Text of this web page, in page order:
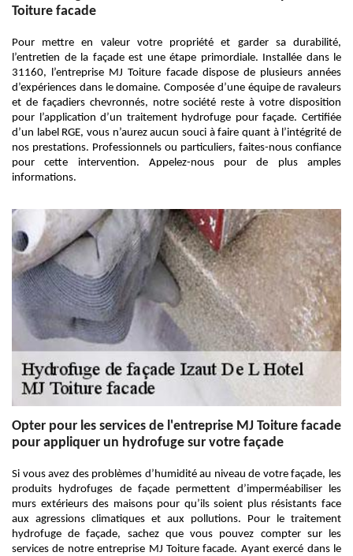
Toiture facade
Pour mettre en valeur votre propriété et garder sa durabilité,
l’entretien de la façade est une étape primordiale. Installée dans le
31160, l’entreprise MJ Toiture facade dispose de plusieurs années
d’expériences dans le domaine. Composée d’une équipe de ravaleurs
et de façadiers chevronnés, notre société reste à votre disposition
pour l’application d’un traitement hydrofuge pour façade. Certifiée
d’un label RGE, vous n’aurez aucun souci à faire quant à l’intégrité de
nos prestations. Professionnels ou particuliers, faites-nous confiance
pour cette intervention. Appelez-nous pour de plus amples
informations.
Opter pour les services de l'entreprise MJ Toiture facade
pour appliquer un hydrofuge sur votre façade
Si vous avez des problèmes d’humidité au niveau de votre façade, les
produits hydrofuges de façade permettent d’imperméabiliser les
murs extérieurs des maisons pour qu’ils soient plus résistants face
aux agressions climatiques et aux pollutions. Pour le traitement
hydrofuge de façade, sachez que vous pouvez compter sur les
services de notre entreprise MJ Toiture facade. Ayant exercé dans le